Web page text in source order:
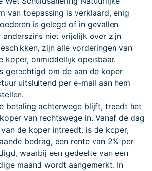
van toepassing is verklaard, enig
is gelegd of in gevallen
anderszins niet vrijelijk over zijn
zijn alle vorderingen van
koper, onmiddellijk opeisbaar.
gerechtigd om de aan de koper
uitsluitend per e-mail aan hem
betaling achterwege blijft, treedt het
van rechtswege in. Vanaf de dag
de koper intreedt, is de koper,
bedrag, een rente van 2% per
waarbij een gedeelte van een
maand wordt aangemerkt. In